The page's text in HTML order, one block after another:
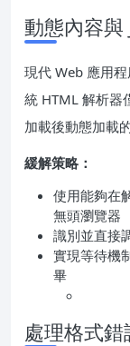
動態內容與
現代 Web 應用
統 HTML 解析器
加載後動態加載
緩解策略：
使用能夠在
無頭瀏覽器
識別並直接
實現等待機
畢
處理格式